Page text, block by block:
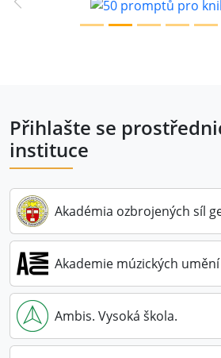
Previous
Přihlašte se
instituce
Akadémia ozbrojených síl
Akademie múzických umění
Ambis. Vysoká škola.